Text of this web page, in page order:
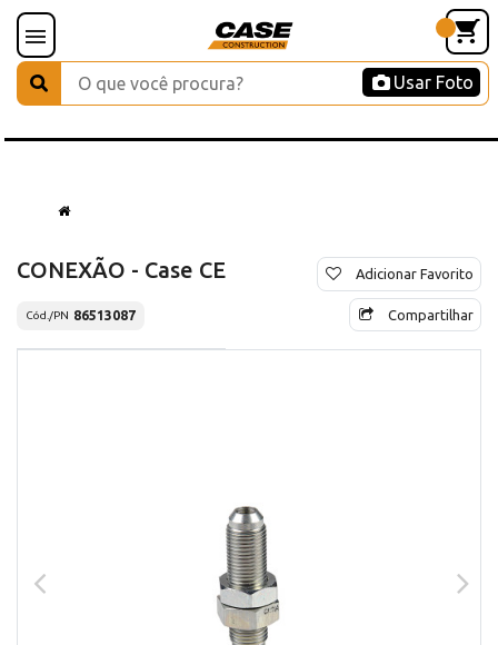
Usar Foto
CONEXÃO - Case CE
Cód./PN 86513087
Adicionar Favorito
Compartilhar